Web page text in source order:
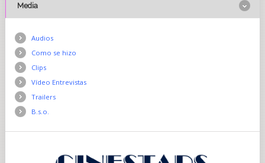
Media
Audios
Como se hizo
Clips
Vídeo Entrevistas
Trailers
B.s.o.